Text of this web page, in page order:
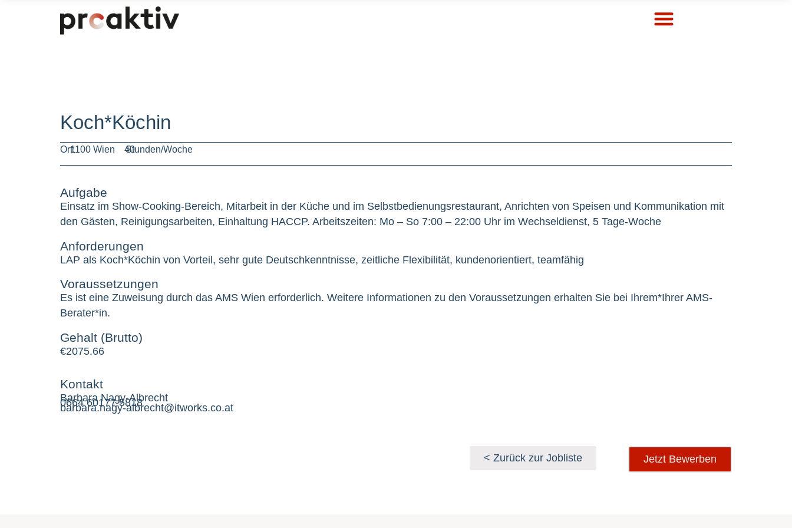
Koch*Köchin
Ort:1100 Wien 40
Stunden/Woche
Aufgabe
Einsatz im Show-Cooking-Bereich, Mitarbeit in der Küche und im Selbstbedienungsrestaurant, Anrichten von Speisen und Kommunikation mit
den Gästen, Reinigungsarbeiten, Einhaltung HACCP. Arbeitszeiten: Mo – So 7:00 – 22:00 Uhr im Wechseldienst, 5 Tage-Woche
Anforderungen
LAP als Koch*Köchin von Vorteil, sehr gute Deutschkenntnisse, zeitliche Flexibilität, kundenorientiert, teamfähig
Voraussetzungen
Es ist eine Zuweisung durch das AMS Wien erforderlich. Weitere Informationen zu den Voraussetzungen erhalten Sie bei Ihrem*Ihrer AMS-
Berater*in.
Gehalt (Brutto)
€2075.66
Kontakt
Barbara Nagy-Albrecht
0664 60177 5818
barbara.nagy-albrecht@itworks.co.at
< Zurück zur Jobliste Jetzt Bewerben